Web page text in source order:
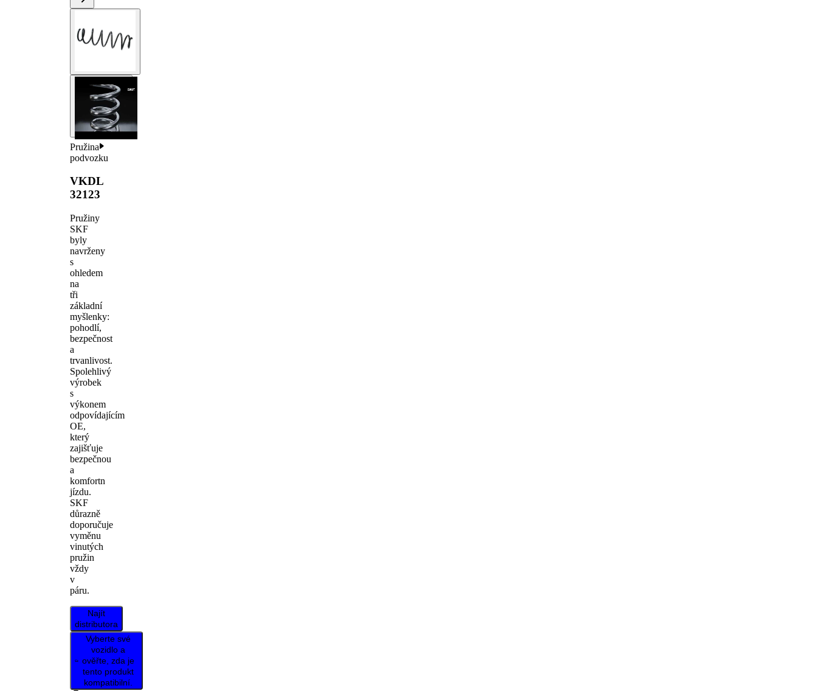
Pružina
podvozku
VKDL
32123
Pružiny
SKF
byly
navrženy
s
ohledem
na
tři
základní
myšlenky:
pohodlí,
bezpečnost
a
trvanlivost.
Spolehlivý
výrobek
s
výkonem
odpovídajícím
OE,
který
zajišťuje
bezpečnou
a
komfortn
jízdu.
SKF
důrazně
doporučuje
vyměnu
vinutých
pružin
vždy
v
páru.
Najít
distributora
Vyberte své
vozidlo a
ověřte, zda je
tento produkt
kompatibilní.